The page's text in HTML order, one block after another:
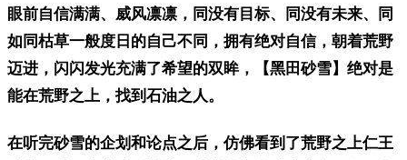
眼前自信满满、威风凛凛，同没有目标、同没有未来、同
如同枯草一般度日的自己不同，拥有绝对自信，朝着荒野
迈进，闪闪发光充满了希望的双眸，【黑田砂雪】绝对是
能在荒野之上，找到石油之人。
在听完砂雪的企划和论点之后，仿佛看到了荒野之上仁王